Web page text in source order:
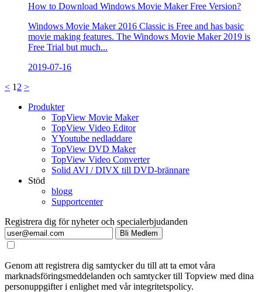
How to Download Windows Movie Maker Free Version?
Windows Movie Maker 2016 Classic is Free and has basic
movie making features. The Windows Movie Maker 2019 is
Free Trial but much...
2019-07-16
< 1 2 >
Produkter
TopView Movie Maker
TopView Video Editor
YYoutube nedladdare
TopView DVD Maker
TopView Video Converter
Solid AVI / DIVX till DVD-brännare
Stöd
blogg
Supportcenter
Registrera dig för nyheter och specialerbjudanden
Bli Medlem
Genom att registrera dig samtycker du till att ta emot våra
marknadsföringsmeddelanden och samtycker till Topview med dina
personuppgifter i enlighet med vår integritetspolicy.